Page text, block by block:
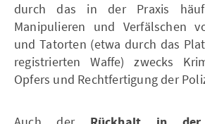
durch das in der Praxis
Manipulieren und Verfälschen
und Tatorten (etwa durch das
registrierten Waffe) zwecks
Opfers und Rechtfertigung der